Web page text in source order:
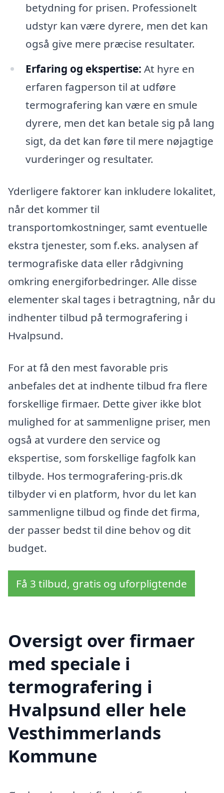
betydning for prisen. Professionelt
udstyr kan være dyrere, men det kan
også give mere præcise resultater.
Erfaring og ekspertise: At hyre en
erfaren fagperson til at udføre
termografering kan være en smule
dyrere, men det kan betale sig på lang
sigt, da det kan føre til mere nøjagtige
vurderinger og resultater.
Yderligere faktorer kan inkludere lokalitet,
når det kommer til
transportomkostninger, samt eventuelle
ekstra tjenester, som f.eks. analysen af
termografiske data eller rådgivning
omkring energiforbedringer. Alle disse
elementer skal tages i betragtning, når du
indhenter tilbud på termografering i
Hvalpsund.
For at få den mest favorable pris
anbefales det at indhente tilbud fra flere
forskellige firmaer. Dette giver ikke blot
mulighed for at sammenligne priser, men
også at vurdere den service og
ekspertise, som forskellige fagfolk kan
tilbyde. Hos termografering-pris.dk
tilbyder vi en platform, hvor du let kan
sammenligne tilbud og finde det firma,
der passer bedst til dine behov og dit
budget.
Få 3 tilbud, gratis og uforpligtende
Oversigt over firmaer
med speciale i
termografering i
Hvalpsund eller hele
Vesthimmerlands
Kommune